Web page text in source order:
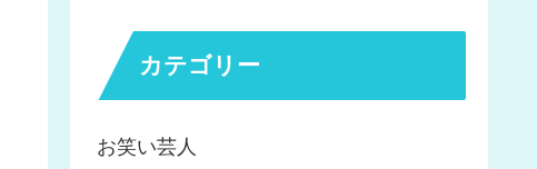
カテゴリー
お笑い芸人